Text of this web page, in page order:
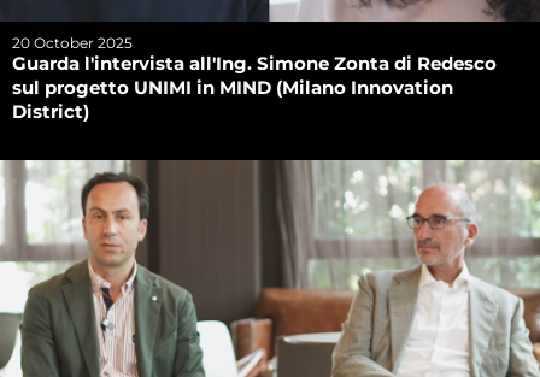
20 October 2025
Guarda l'intervista all'Ing. Simone Zonta di Redesco
sul progetto UNIMI in MIND (Milano Innovation
District)